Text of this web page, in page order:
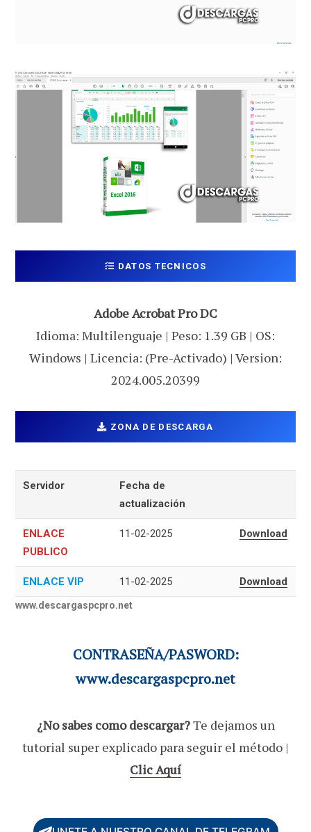
DATOS TECNICOS
Adobe Acrobat Pro DC
Idioma: Multilenguaje | Peso: 1.39 GB | OS:
Windows | Licencia: (Pre-Activado) | Version:
2024.005.20399
ZONA DE DESCARGA
Servidor
Fecha de
actualización
ENLACE
PUBLICO
11-02-2025 Download
ENLACE VIP 11-02-2025 Download
www.descargaspcpro.net
CONTRASEÑA/PASWORD:
www.descargaspcpro.net
¿No sabes como descargar?Te dejamos un
tutorial super explicado para seguir el método |
Clic Aquí